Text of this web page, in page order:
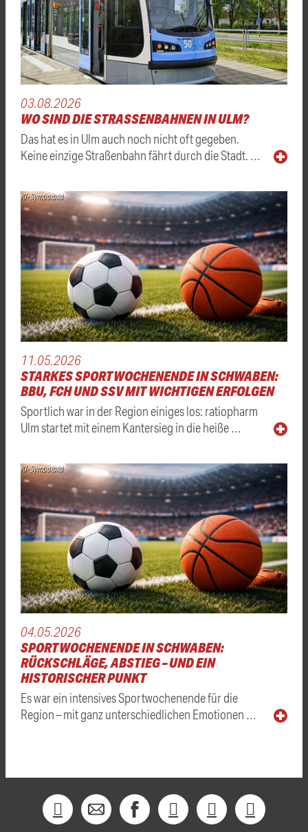
03.08.2026
WO SIND DIE STRASSENBAHNEN IN ULM?
Das hat es in Ulm auch noch nicht oft gegeben.
Keine einzige Straßenbahn fährt durch die Stadt. …
KI-Symbolbild
11.05.2026
STARKES SPORTWOCHENENDE IN SCHWABEN:
BBU, FCH UND SSV MIT WICHTIGEN ERFOLGEN
Sportlich war in der Region einiges los: ratiopharm
Ulm startet mit einem Kantersieg in die heiße …
KI-Symbolbild
04.05.2026
SPORTWOCHENENDE IN SCHWABEN:
RÜCKSCHLÄGE, ABSTIEG – UND EIN
HISTORISCHER PUNKT
Es war ein intensives Sportwochenende für die
Region – mit ganz unterschiedlichen Emotionen …